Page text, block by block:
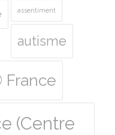
assentiment
autisme
France
(Centre